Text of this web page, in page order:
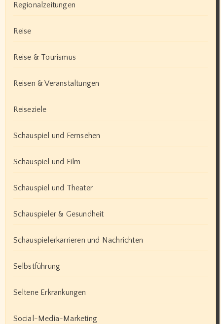
Regionalzeitungen
Reise
Reise & Tourismus
Reisen & Veranstaltungen
Reiseziele
Schauspiel und Fernsehen
Schauspiel und Film
Schauspiel und Theater
Schauspieler & Gesundheit
Schauspielerkarrieren und Nachrichten
Selbstführung
Seltene Erkrankungen
Social-Media-Marketing